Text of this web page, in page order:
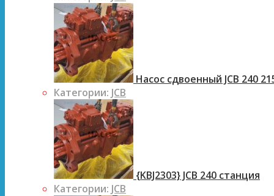
Насос сдвоенный JCB 240
Категории: JCB
{KBJ2303} JCB 240 станция
Категории: JCB